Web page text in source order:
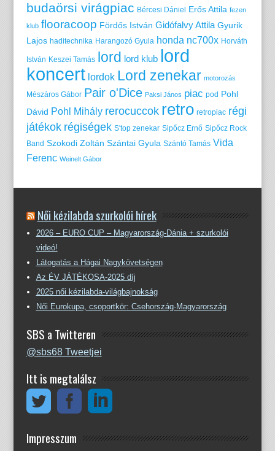
budaörsi virágpiac Bércesi Dániel Erős Attila fezen
klub flooracoop Fördős István Gidófalvy Attila Gyurik
Lajos haditechnika Harangozó Gyula honda nc700x Horváth
István Keszei Tamás lord lord klub lord
koncert lordok Lord zenekar motorozás
Mészáros Gábor Pair o'Dice Paksi János piac pod Pohl
Dávid Pohl Mihály rerocuccok retro retropiac régi
játékok régiségek S'top zenekar Sipőcz Ernő Sipőcz Rock
Band Szokodi Zoltán Szántai Gyula Szántó Tamás Vida
Ferenc Weinelt Gábor
Női kézilabda szurkolói hírek
2026 – EURO CUP – Magyarország-Dánia + szurkolói
videó!
Látogatás a Hágai Nagykövetségen
Az ÉV JÁTÉKOSA-2025 díj
2025 női kézilabda-világbajnokság
Női Eurokupa, csoportkör: Csehország-Magyarország
SBS a Twitteren
@sbs68 Tweetjei
Itt is megtalálsz
Impresszum